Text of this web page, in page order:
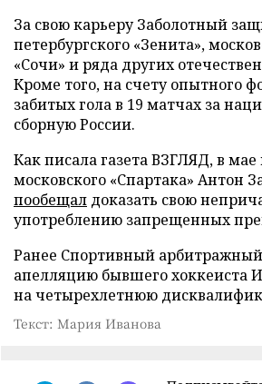
За свою карьеру Заболотный
петербургского «Зенита»,
«Сочи» и ряда других
Кроме того, на счету опытного
забитых гола в 19 матчах за
сборную России.
Как писала газета ВЗГЛЯД, в
московского «Спартака» Антон
пообещал доказать свою
употреблению запрещенных
Ранее Спортивный
апелляцию бывшего хоккеиста
на четырехлетнюю
Текст: Мария Иванова